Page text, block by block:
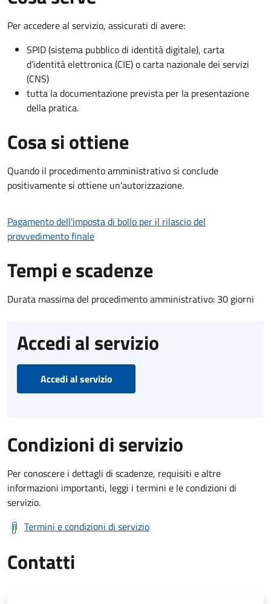
Per accedere al servizio, assicurati di avere:
SPID (sistema pubblico di identità digitale), carta
d’identità elettronica (CIE) o carta nazionale dei servizi
(CNS)
tutta la documentazione prevista per la presentazione
della pratica.
Cosa si ottiene
Quando il procedimento amministrativo si conclude
positivamente si ottiene un'autorizzazione.
Pagamento dell'imposta di bollo per il rilascio del
provvedimento finale
Tempi e scadenze
Durata massima del procedimento amministrativo: 30 giorni
Accedi al servizio
Accedi al servizio
Condizioni di servizio
Per conoscere i dettagli di scadenze, requisiti e altre
informazioni importanti, leggi i termini e le condizioni di
servizio.
Termini e condizioni di servizio
Contatti